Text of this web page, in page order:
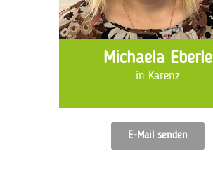
Michaela Eberle
in Karenz
E-Mail senden